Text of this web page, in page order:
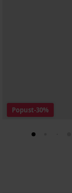
Popust-30%